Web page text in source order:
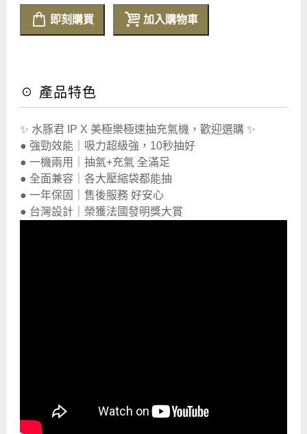
即刻購買 加入購物車
☉ 產品特色
✨ 水豚君 IP X 美極樂極速抽充氣機，歡迎選購 ✨
● 強勁效能｜吸力超級強，10秒抽好
● 一機兩用｜抽氣+充氣 全滿足
● 全面兼容｜各大壓縮袋都能抽
● 一年保固｜售後服務 好安心
● 台灣設計｜榮獲法國發明獎大賞